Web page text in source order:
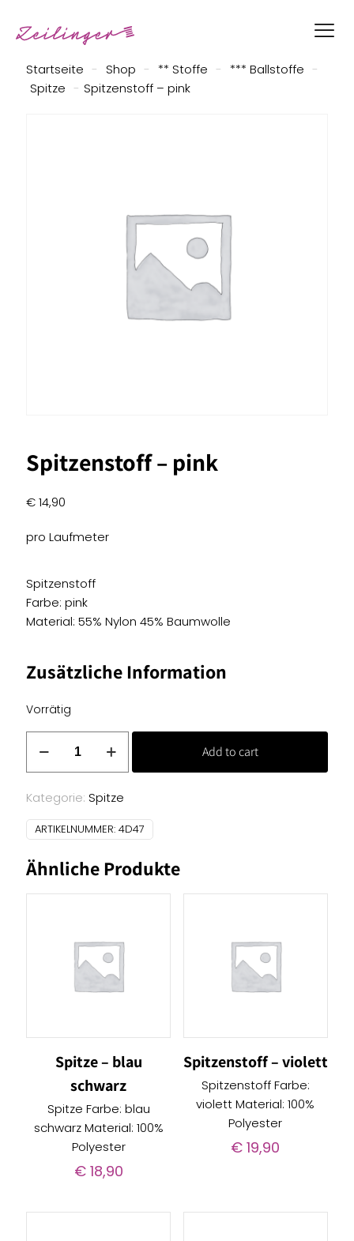
Startseite - Shop - ** Stoffe - *** Ballstoffe -
Spitze - Spitzenstoff – pink
Spitzenstoff – pink
€14,90
pro Laufmeter
Spitzenstoff
Farbe: pink
Material: 55% Nylon 45% Baumwolle
Zusätzliche Information
Vorrätig
pink
Menge
Add to cart
Kategorie: Spitze
ARTIKELNUMMER: 4D47
Ähnliche Produkte
Spitze – blau
schwarz
Spitze Farbe: blau
schwarz Material: 100%
Polyester
€18,90
Spitzenstoff – violett
Spitzenstoff Farbe:
violett Material: 100%
Polyester
€ 19,90